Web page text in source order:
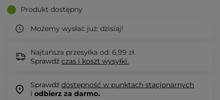
Produkt dostępny
Możemy wysłać już: dzisiaj!
Najtańsza przesyłka od: 6,99 zł.
Sprawdź czas i koszt wysyłki.
Sprawdź dostępność w punktach stacjonarnych
i odbierz za darmo.